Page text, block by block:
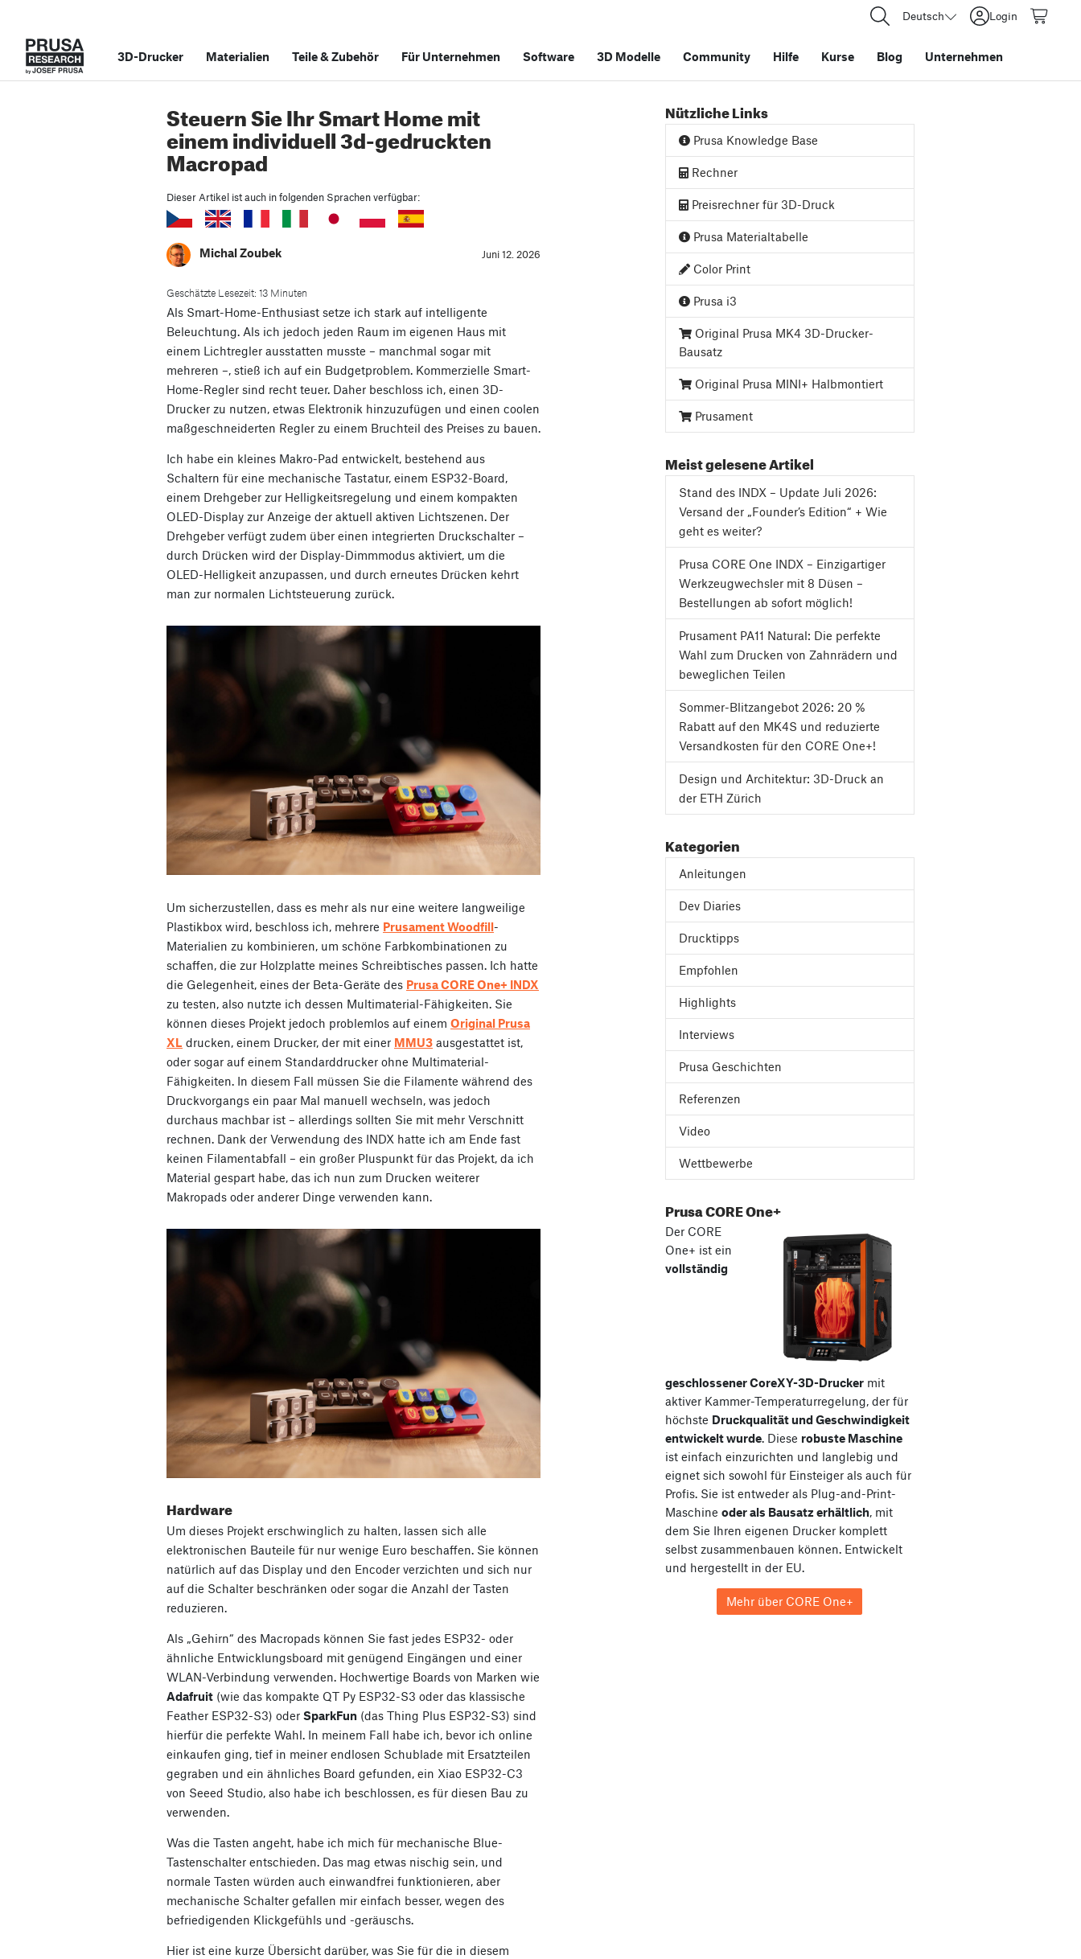
Deutsch Login
3D-Drucker Materialien Teile&Zubehör Für Unternehmen Software 3D Modelle Community Hilfe Kurse Blog Unternehmen
Steuern Sie Ihr Smart Home mit
einem individuell 3d-gedruckten
Macropad
Dieser Artikel ist auch in folgenden Sprachen verfügbar:
Michal Zoubek Juni 12. 2026
Geschätzte Lesezeit: 13 Minuten
Als Smart-Home-Enthusiast setze ich stark auf intelligente
Beleuchtung. Als ich jedoch jeden Raum im eigenen Haus mit
einem Lichtregler ausstatten musste – manchmal sogar mit
mehreren –, stieß ich auf ein Budgetproblem. Kommerzielle Smart-
Home-Regler sind recht teuer. Daher beschloss ich, einen 3D-
Drucker zu nutzen, etwas Elektronik hinzuzufügen und einen coolen
maßgeschneiderten Regler zu einem Bruchteil des Preises zu bauen.
Ich habe ein kleines Makro-Pad entwickelt, bestehend aus
Schaltern für eine mechanische Tastatur, einem ESP32-Board,
einem Drehgeber zur Helligkeitsregelung und einem kompakten
OLED-Display zur Anzeige der aktuell aktiven Lichtszenen. Der
Drehgeber verfügt zudem über einen integrierten Druckschalter –
durch Drücken wird der Display-Dimmmodus aktiviert, um die
OLED-Helligkeit anzupassen, und durch erneutes Drücken kehrt
man zur normalen Lichtsteuerung zurück.
Um sicherzustellen, dass es mehr als nur eine weitere langweilige
Plastikbox wird, beschloss ich, mehrere Prusament Woodfill-
Materialien zu kombinieren, um schöne Farbkombinationen zu
schaffen, die zur Holzplatte meines Schreibtisches passen. Ich hatte
die Gelegenheit, eines der Beta-Geräte des Prusa CORE One+ INDX
zu testen, also nutzte ich dessen Multimaterial-Fähigkeiten. Sie
können dieses Projekt jedoch problemlos auf einem Original Prusa
XL drucken, einem Drucker, der mit einer MMU3 ausgestattet ist,
oder sogar auf einem Standarddrucker ohne Multimaterial-
Fähigkeiten. In diesem Fall müssen Sie die Filamente während des
Druckvorgangs ein paar Mal manuell wechseln, was jedoch
durchaus machbar ist – allerdings sollten Sie mit mehr Verschnitt
rechnen. Dank der Verwendung des INDX hatte ich am Ende fast
keinen Filamentabfall – ein großer Pluspunkt für das Projekt, da ich
Material gespart habe, das ich nun zum Drucken weiterer
Makropads oder anderer Dinge verwenden kann.
Hardware
Um dieses Projekt erschwinglich zu halten, lassen sich alle
elektronischen Bauteile für nur wenige Euro beschaffen. Sie können
natürlich auf das Display und den Encoder verzichten und sich nur
auf die Schalter beschränken oder sogar die Anzahl der Tasten
reduzieren.
Als „Gehirn“ des Macropads können Sie fast jedes ESP32- oder
ähnliche Entwicklungsboard mit genügend Eingängen und einer
WLAN-Verbindung verwenden. Hochwertige Boards von Marken wie
Adafruit (wie das kompakte QT Py ESP32-S3 oder das klassische
Feather ESP32-S3) oder SparkFun (das Thing Plus ESP32-S3) sind
hierfür die perfekte Wahl. In meinem Fall habe ich, bevor ich online
einkaufen ging, tief in meiner endlosen Schublade mit Ersatzteilen
gegraben und ein ähnliches Board gefunden, ein Xiao ESP32-C3
von Seeed Studio, also habe ich beschlossen, es für diesen Bau zu
verwenden.
Was die Tasten angeht, habe ich mich für mechanische Blue-
Tastenschalter entschieden. Das mag etwas nischig sein, und
normale Tasten würden auch einwandfrei funktionieren, aber
mechanische Schalter gefallen mir einfach besser, wegen des
befriedigenden Klickgefühls und -geräuschs.
Hier ist eine kurze Übersicht darüber, was Sie für die in diesem
Nützliche Links
Prusa Knowledge Base
Rechner
Preisrechner für 3D-Druck
Prusa Materialtabelle
Color Print
Prusa i3
Original Prusa MK4 3D-Drucker-
Bausatz
Original Prusa MINI+ Halbmontiert
Prusament
Meist gelesene Artikel
Stand des INDX – Update Juli 2026:
Versand der „Founder’s Edition“ + Wie
geht es weiter?
Prusa CORE One INDX – Einzigartiger
Werkzeugwechsler mit 8 Düsen –
Bestellungen ab sofort möglich!
Prusament PA11 Natural: Die perfekte
Wahl zum Drucken von Zahnrädern und
beweglichen Teilen
Sommer-Blitzangebot 2026: 20 %
Rabatt auf den MK4S und reduzierte
Versandkosten für den CORE One+!
Design und Architektur: 3D-Druck an
der ETH Zürich
Kategorien
Anleitungen
Dev Diaries
Drucktipps
Empfohlen
Highlights
Interviews
Prusa Geschichten
Referenzen
Video
Wettbewerbe
Prusa CORE One+
Der CORE
One+ ist ein
vollständig
geschlossener CoreXY-3D-Druckermit
aktiver Kammer-Temperaturregelung, der für
höchste Druckqualität und Geschwindigkeit
entwickelt wurde. Diese robuste Maschine
ist einfach einzurichten und langlebig und
eignet sich sowohl für Einsteiger als auch für
Profis. Sie ist entweder als Plug-and-Print-
Maschine oder als Bausatz erhältlich, mit
dem Sie Ihren eigenen Drucker komplett
selbst zusammenbauen können. Entwickelt
und hergestellt in der EU.
Mehr über CORE One+